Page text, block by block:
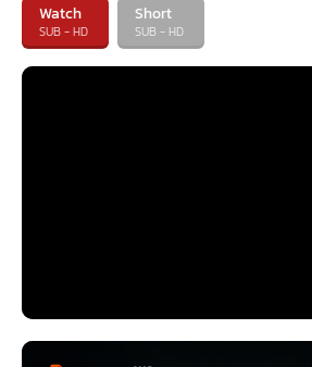
Watch
SUB - HD
Short
SUB - HD